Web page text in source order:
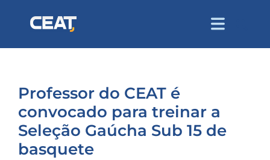
Professor do CEAT é
convocado para treinar a
Seleção Gaúcha Sub 15 de
basquete